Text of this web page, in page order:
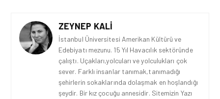
ZEYNEP KALI
İstanbul Üniversitesi Amerikan Kültürü ve
Edebiyatı mezunu. 15 Yıl Havacılık sektöründe
çalıştı. Uçakları,yolcuları ve yolculukları çok
sever. Farklı insanlar tanımak,tanımadığı
şehirlerin sokaklarında dolaşmak en hoşlandığı
şeydir. Bir kız çocuğu annesidir. Sitemizin Yazı